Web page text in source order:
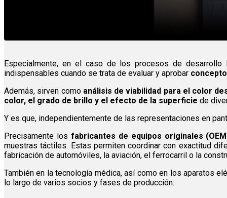
Especialmente, en el caso de los procesos de
indispensables cuando se trata de evaluar y aprobar
Además, sirven como análisis de viabilidad para el color
color, el grado de brillo y el efecto de la superficie de
Y es que, independientemente de las representaciones en
Precisamente los fabricantes de equipos originales
muestras táctiles. Estas permiten coordinar con exactitud
fabricación de automóviles, la aviación, el ferrocarril o la
También en la tecnología médica, así como en los aparatos
lo largo de varios socios y fases de producción.